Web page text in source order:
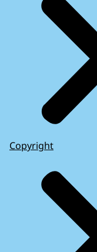
Copyright